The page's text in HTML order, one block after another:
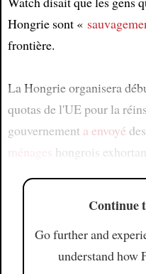
Hongrie sont «
frontière.
La Hongrie organisera
quotas de l'UE pour la
gouvernement a envoyé
ménages hongrois
Continue
Go further and
understand how